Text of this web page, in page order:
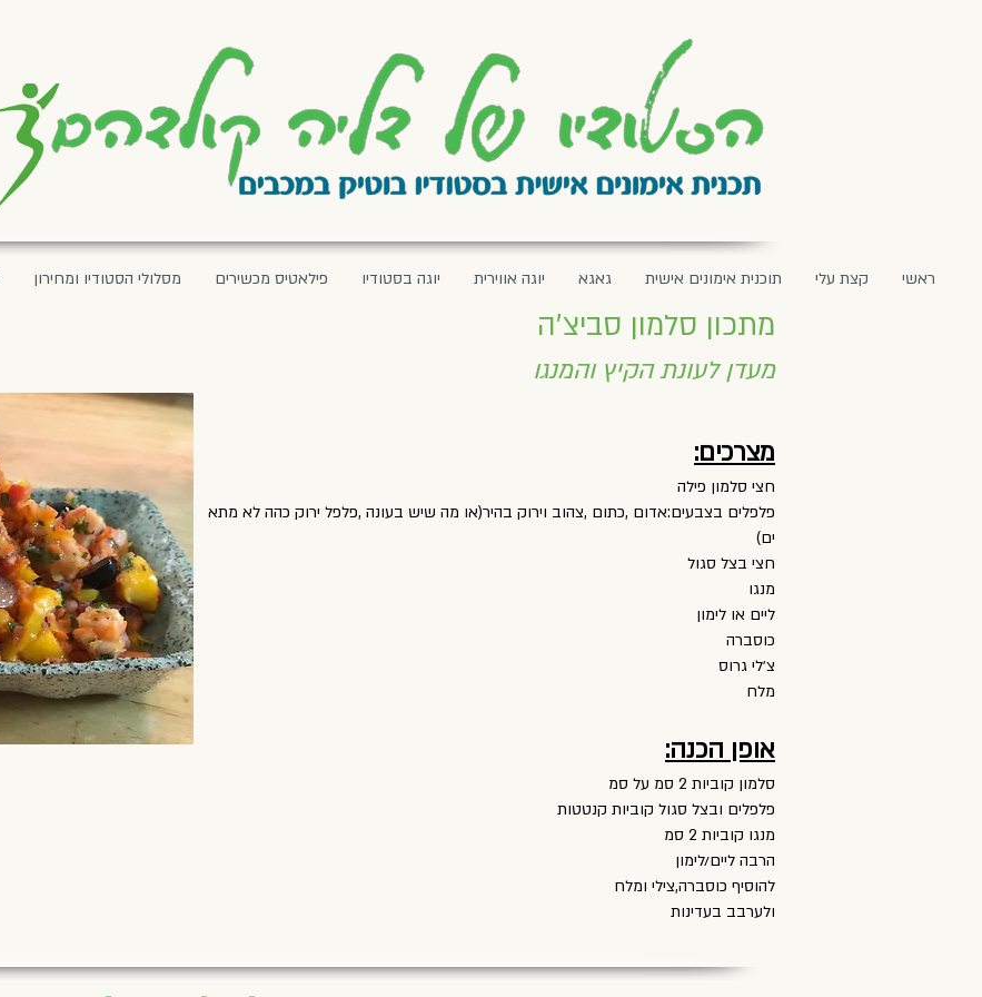
ראשי קצת עלי תוכנית אימונים אישית גאגא יוגה אווירית יוגה בסטודיו פילאטיס מכשירים מסלולי הסטודיו ומחירון
מתכון סלמון סביצ׳ה
מעדן לעונת הקיץ והמנגו
מצרכים:
חצי סלמון פילה
פלפלים בצבעים:אדום ,כתום ,צהוב וירוק בהיר(או מה שיש בעונה ,פלפל ירוק כהה לא מתא
ים)
חצי בצל סגול
מנגו
ליים או לימון
כוסברה
צ׳לי גרוס
מלח
אופן הכנה:
סלמון קוביות 2 סמ על סמ
פלפלים ובצל סגול קוביות קנטטות
מנגו קוביות 2 סמ
הרבה ליים/לימון
להוסיף כוסברה,צילי ומלח
ולערבב בעדינות